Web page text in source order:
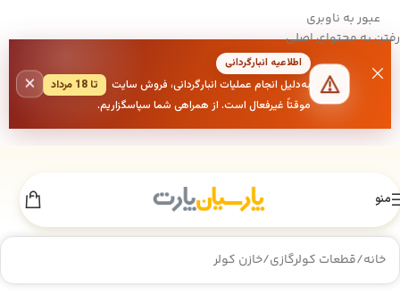
عبور به ناوبری
رفتن به محتوای اصلی
اطلاعیه انبارگردانی
به‌دلیل انجام عملیات انبارگردانی، فروش سایت
تا 18 مرداد
موقتاً غیرفعال است. از همراهی شما سپاسگزاریم.
×
منو
خانه/قطعات کولرگازی/خازن کولر